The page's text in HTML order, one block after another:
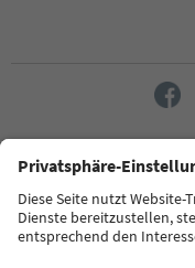
FAQ Kontakt Presse